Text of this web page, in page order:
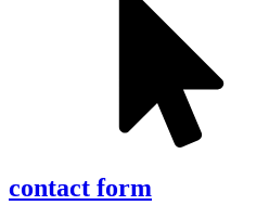
contact form